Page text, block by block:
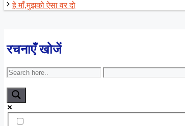
हे माँ,मुझको ऐसा वर दो
रचनाएँ खोजें